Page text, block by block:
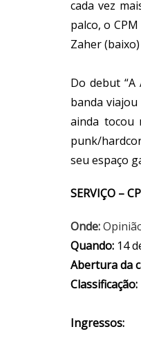
cada vez
palco, o
Zaher
Do debut “A
banda
ainda tocou
punk/
seu espaço
SERVIÇO –
Onde:
Quando: 14
Abertura da
Classificação:
Ingressos: